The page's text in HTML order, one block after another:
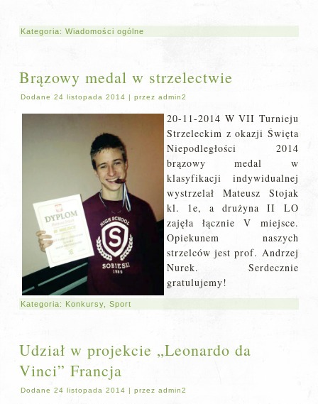
Kategoria:Wiadomości ogólne
Brązowy medal w strzelectwie
Dodane 24 listopada 2014 |przez admin2
20-11-2014 WVII Turnieju
Strzeleckim z okazji Święta
Niepodległości 2014
brązowy medal w
klasyfikacji indywidualnej
wystrzelał Mateusz Stojak
kl. 1e, a drużyna II LO
zajęła łącznie V miejsce.
Opiekunem naszych
strzelców jest prof. Andrzej
Nurek. Serdecznie
gratulujemy!
Kategoria: Konkursy ,Sport
Udział w projekcie „Leonardo da
Vinci” Francja
Dodane 24 listopada 2014 |przez admin2